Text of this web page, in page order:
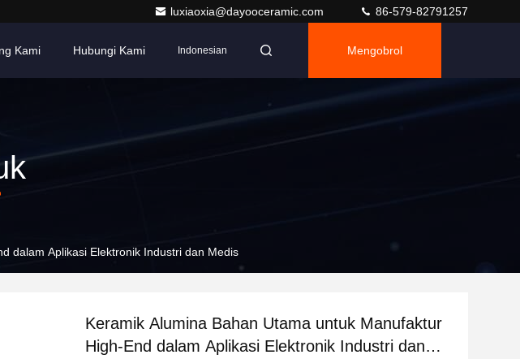
luxiaoxia@dayooceramic.com 86-579-82791257
Kami Hubungi Kami Indonesian Mengobrol
dalam Aplikasi Elektronik Industri dan Medis
Keramik Alumina Bahan Utama untuk Manufaktur
High-End dalam Aplikasi Elektronik Industri dan